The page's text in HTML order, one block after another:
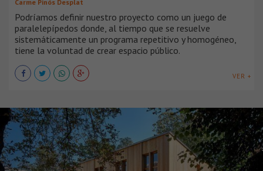
Carme Pinós Desplat
Podríamos definir nuestro proyecto como un juego de
paralelepípedos donde, al tiempo que se resuelve
sistemáticamente un programa repetitivo y homogéneo,
tiene la voluntad de crear espacio público.
VER +